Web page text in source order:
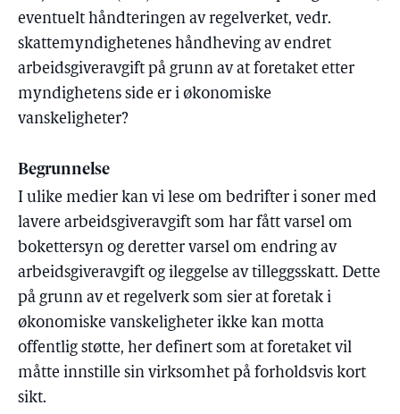
eventuelt håndteringen av regelverket, vedr.
skattemyndighetenes håndheving av endret
arbeidsgiveravgift på grunn av at foretaket etter
myndighetens side er i økonomiske
vanskeligheter?
Begrunnelse
I ulike medier kan vi lese om bedrifter i soner med
lavere arbeidsgiveravgift som har fått varsel om
bokettersyn og deretter varsel om endring av
arbeidsgiveravgift og ileggelse av tilleggsskatt. Dette
på grunn av et regelverk som sier at foretak i
økonomiske vanskeligheter ikke kan motta
offentlig støtte, her definert som at foretaket vil
måtte innstille sin virksomhet på forholdsvis kort
sikt.